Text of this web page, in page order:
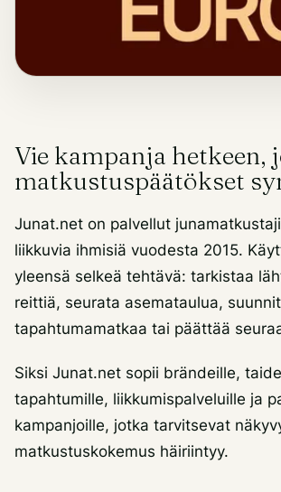
Vie kampanja hetkeen,
matkustuspäätökset
Junat.net on palvellut
liikkuvia ihmisiä vuodesta 2015.
yleensä selkeä tehtävä: tarkistaa
reittiä, seurata asemataulua,
tapahtumamatkaa tai päättää
Siksi Junat.net sopii brändeille,
tapahtumille, liikkumispalveluille ja
kampanjoille, jotka tarvitsevat
matkustuskokemus häiriintyy.